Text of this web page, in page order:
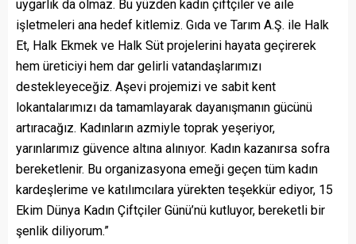
uygarlık da olmaz. Bu yüzden kadın çiftçiler ve aile
işletmeleri ana hedef kitlemiz. Gıda ve Tarım A.Ş. ile Halk
Et, Halk Ekmek ve Halk Süt projelerini hayata geçirerek
hem üreticiyi hem dar gelirli vatandaşlarımızı
destekleyeceğiz. Aşevi projemizi ve sabit kent
lokantalarımızı da tamamlayarak dayanışmanın gücünü
artıracağız. Kadınların azmiyle toprak yeşeriyor,
yarınlarımız güvence altına alınıyor. Kadın kazanırsa sofra
bereketlenir. Bu organizasyona emeği geçen tüm kadın
kardeşlerime ve katılımcılara yürekten teşekkür ediyor, 15
Ekim Dünya Kadın Çiftçiler Günü’nü kutluyor, bereketli bir
şenlik diliyorum.”